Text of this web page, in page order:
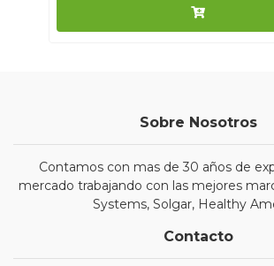
Sobre Nosotros
Contamos con mas de 30 años de
mercado trabajando con las mejores
Systems, Solgar, Healthy
Contacto